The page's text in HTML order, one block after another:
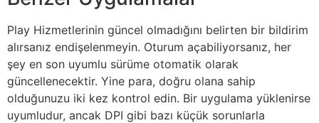
Play Hizmetlerinin güncel olmadığını belirten bir bildirim
alırsanız endişelenmeyin. Oturum açabiliyorsanız, her
şey en son uyumlu sürüme otomatik olarak
güncellenecektir. Yine para, doğru olana sahip
olduğunuzu iki kez kontrol edin. Bir uygulama yüklenirse
uyumludur, ancak DPI gibi bazı küçük sorunlarla